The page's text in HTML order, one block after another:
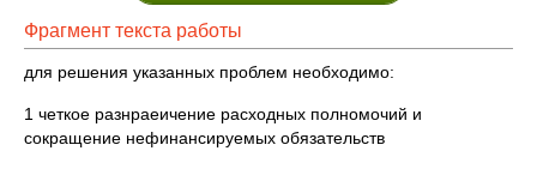
Фрагмент текста работы
для решения указанных проблем необходимо:
1 четкое разнраеичение расходных полномочий и
сокращение нефинансируемых обязательств